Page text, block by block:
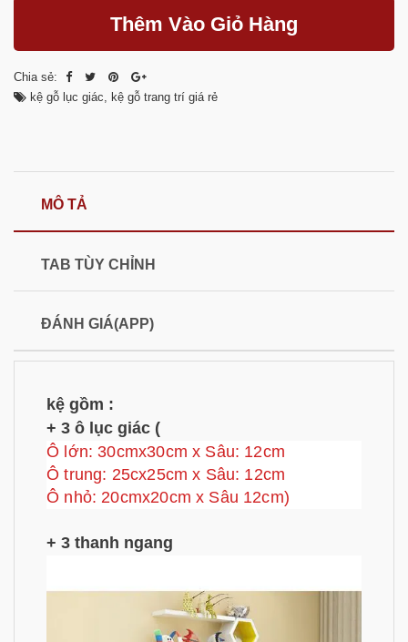
Thêm Vào Giỏ Hàng
Chia sẻ:
kệ gỗ lục giác, kệ gỗ trang trí giá rẻ
MÔ TẢ
TAB TÙY CHỈNH
ĐÁNH GIÁ(APP)
kệ gồm :
+ 3 ô lục giác (
Ô lớn: 30cmx30cm x Sâu: 12cm
Ô trung: 25cx25cm x Sâu: 12cm
Ô nhỏ: 20cmx20cm x Sâu 12cm)
+ 3 thanh ngang